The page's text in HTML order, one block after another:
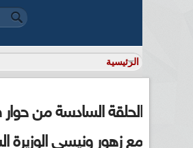
الحلقة السادسة من حوار
مع زهور ونيسي الوزيرة